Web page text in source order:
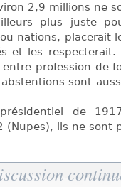
2,9 millions ne
plus juste
nations, placerait
et les
profession de
sont
de
(Nupes), ils ne sont